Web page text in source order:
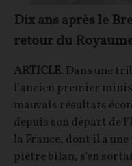
Dix ans après le
retour du
ARTICLE. Dans une
l’ancien premier
mauvais résultats
depuis son départ de
la France, dont il a
piètre bilan, s'en